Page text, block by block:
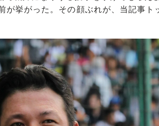
が挙がった。その顔ぶれが、当記事ト